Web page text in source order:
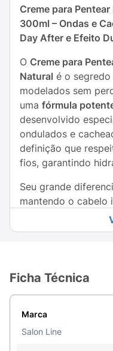
Creme para
300ml – Ondas e
Day After e Efeito
O Creme para
Natural é o
modelados sem
uma fórmula
desenvolvido
ondulados e
definição que
fios, garantindo
Seu grande
mantendo o cabelo
uma película que
extremamente
em casa.
Principais
Ficha Técnica
Marca
Salon Line